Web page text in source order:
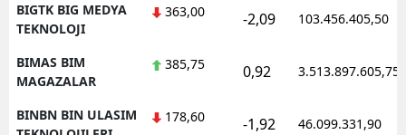
BIGTK BIG MEDYA
TEKNOLOJI
363,00 -2,09 103.456.405,50
BIMAS BIM
MAGAZALAR
385,75 0,92 3.513.897.605,75
BINBN BIN ULASIM
178,60 -1,92 46.099.331,90